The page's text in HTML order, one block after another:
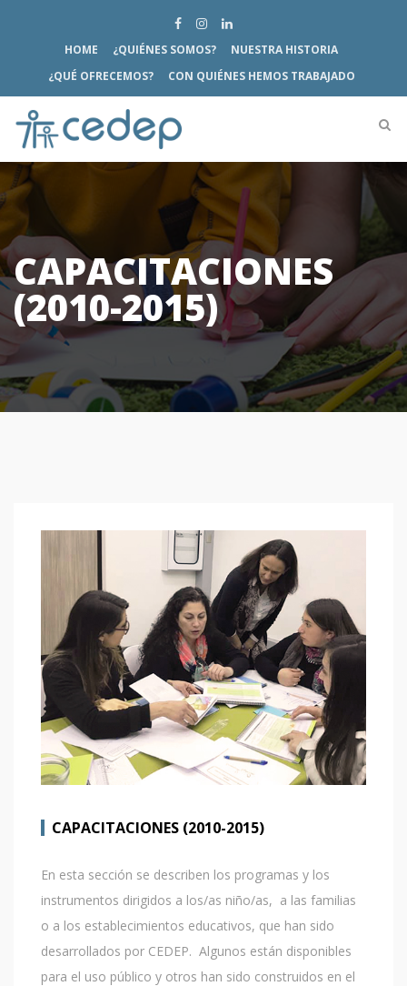
HOME ¿QUIÉNES SOMOS?
NUESTRA HISTORIA
¿QUÉ OFRECEMOS?
CON QUIÉNES HEMOS TRABAJADO
CAPACITACIONES
(2010-2015)
CAPACITACIONES (2010-2015)
En esta sección se describen los programas y los
instrumentos dirigidos a los/as niño/as, a las familias
o a los establecimientos educativos, que han sido
desarrollados por CEDEP. Algunos están disponibles
para el uso público y otros han sido construidos en el